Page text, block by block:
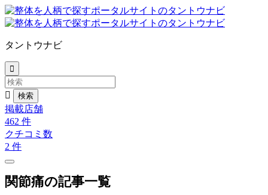
タントウナビ


掲載店舗
462 件
クチコミ数
2 件
関節痛の記事一覧